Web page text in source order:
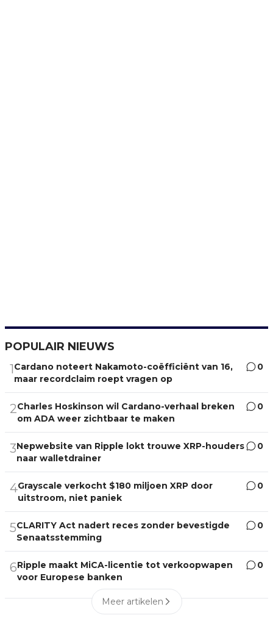
POPULAIR NIEUWS
1Cardano noteert Nakamoto-coëfficiënt van 16,
maar recordclaim roept vragen op
0
2Charles Hoskinson wil Cardano-verhaal breken
om ADA weer zichtbaar te maken
0
3Nepwebsite van Ripple lokt trouwe XRP-houders
naar walletdrainer
0
4Grayscale verkocht $180 miljoen XRP door
uitstroom, niet paniek
0
5CLARITY Act nadert reces zonder bevestigde
Senaatsstemming
0
6Ripple maakt MiCA-licentie tot verkoopwapen
voor Europese banken
0
Meer artikelen